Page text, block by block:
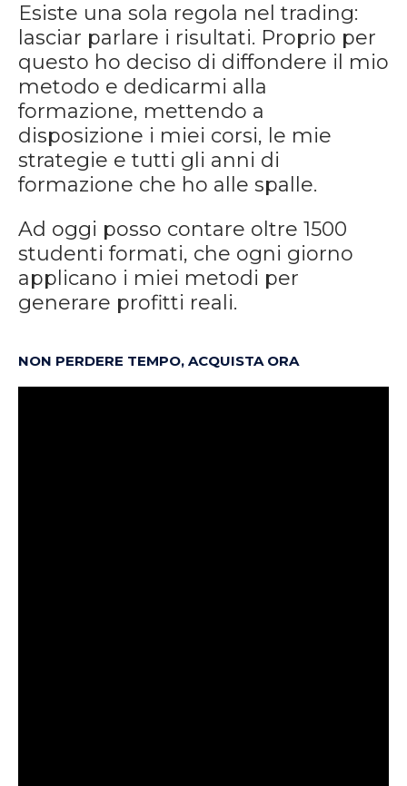
Esiste una sola regola nel trading:
lasciar parlare i risultati. Proprio per
questo ho deciso di diffondere il mio
metodo e dedicarmi alla
formazione, mettendo a
disposizione i miei corsi, le mie
strategie e tutti gli anni di
formazione che ho alle spalle.
Ad oggi posso contare oltre 1500
studenti formati, che ogni giorno
applicano i miei metodi per
generare profitti reali.
NON PERDERE TEMPO, ACQUISTA ORA